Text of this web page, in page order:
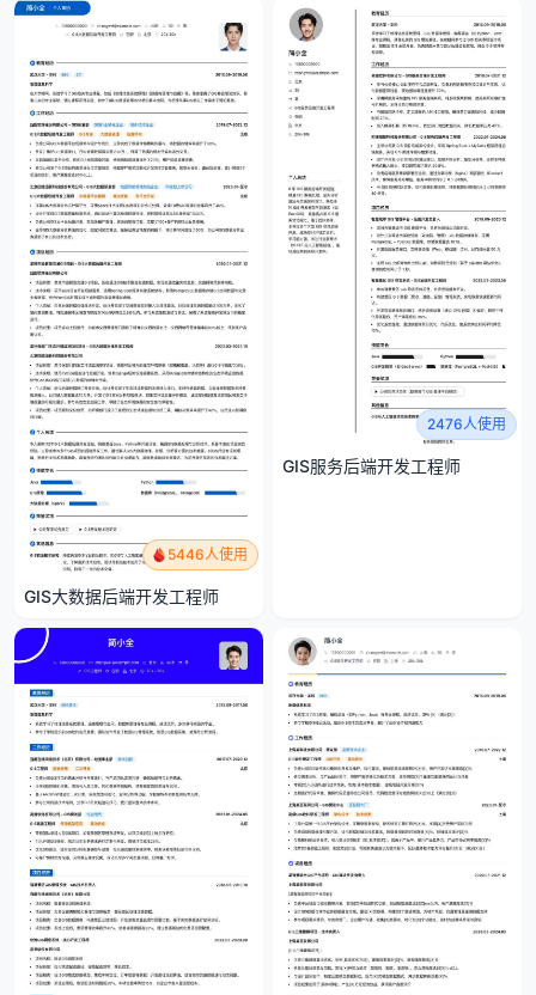
5446人使用
GIS大数据后端开发工程师
2476人使用
GIS服务后端开发工程师